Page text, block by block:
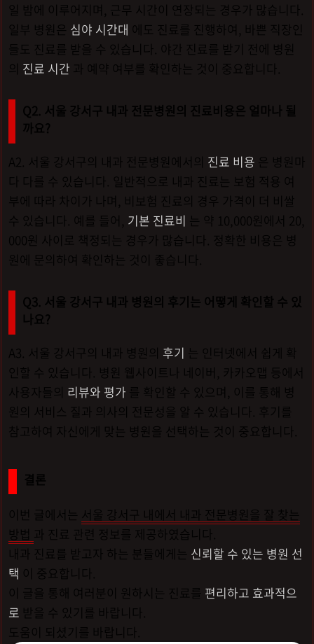
일 밤에 이루어지며, 근무 시간이 연장되는 경우가 많습니다.
일부 병원은 심야 시간대 에도 진료를 진행하여, 바쁜 직장인
들도 진료를 받을 수 있습니다. 야간 진료를 받기 전에 병원
의 진료 시간 과 예약 여부를 확인하는 것이 중요합니다.
Q2. 서울 강서구 내과 전문병원의 진료비용은 얼마나 될
까요?
A2. 서울 강서구의 내과 전문병원에서의 진료 비용 은 병원마
다 다를 수 있습니다. 일반적으로 내과 진료는 보험 적용 여
부에 따라 차이가 나며, 비보험 진료의 경우 가격이 더 비쌀
수 있습니다. 예를 들어, 기본 진료비 는 약 10,000원에서 20,
000원 사이로 책정되는 경우가 많습니다. 정확한 비용은 병
원에 문의하여 확인하는 것이 좋습니다.
Q3. 서울 강서구 내과 병원의 후기는 어떻게 확인할 수 있
나요?
A3. 서울 강서구의 내과 병원의 후기 는 인터넷에서 쉽게 확
인할 수 있습니다. 병원 웹사이트나 네이버, 카카오맵 등에서
사용자들의 리뷰와 평가 를 확인할 수 있으며, 이를 통해 병
원의 서비스 질과 의사의 전문성을 알 수 있습니다. 후기를
참고하여 자신에게 맞는 병원을 선택하는 것이 중요합니다.
결론
이번 글에서는
서울 강서구 내에서 내과 전문병원을 잘 찾는
방법 과 진료 관련 정보를 제공하였습니다.
내과 진료를 받고자 하는 분들에게는 신뢰할 수 있는 병원 선
택 이 중요합니다.
이 글을 통해 여러분이 원하시는 진료를 편리하고 효과적으
로 받을 수 있기를 바랍니다.
도움이 되셨기를 바랍니다.